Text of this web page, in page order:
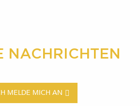
NACHRICHTEN
MELDE MICH AN